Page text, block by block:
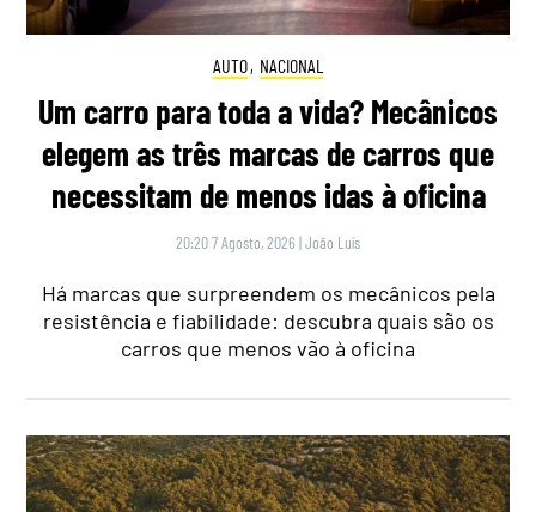
AUTO, NACIONAL
Um carro para toda a vida? Mecânicos
elegem as três marcas de carros que
necessitam de menos idas à oficina
20:20 7 Agosto, 2026 |João Luís
Há marcas que surpreendem os mecânicos pela
resistência e fiabilidade: descubra quais são os
carros que menos vão à oficina